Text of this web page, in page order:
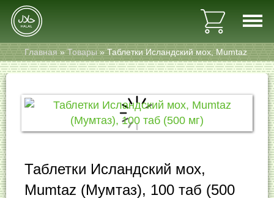
Главная
Каталог
Контакты
Главная » Товары » Таблетки Исландский мох, Mumtaz
(Мумтаз), 100 таб (500 мг)
Таблетки Исландский мох,
Mumtaz (Мумтаз), 100 таб (500